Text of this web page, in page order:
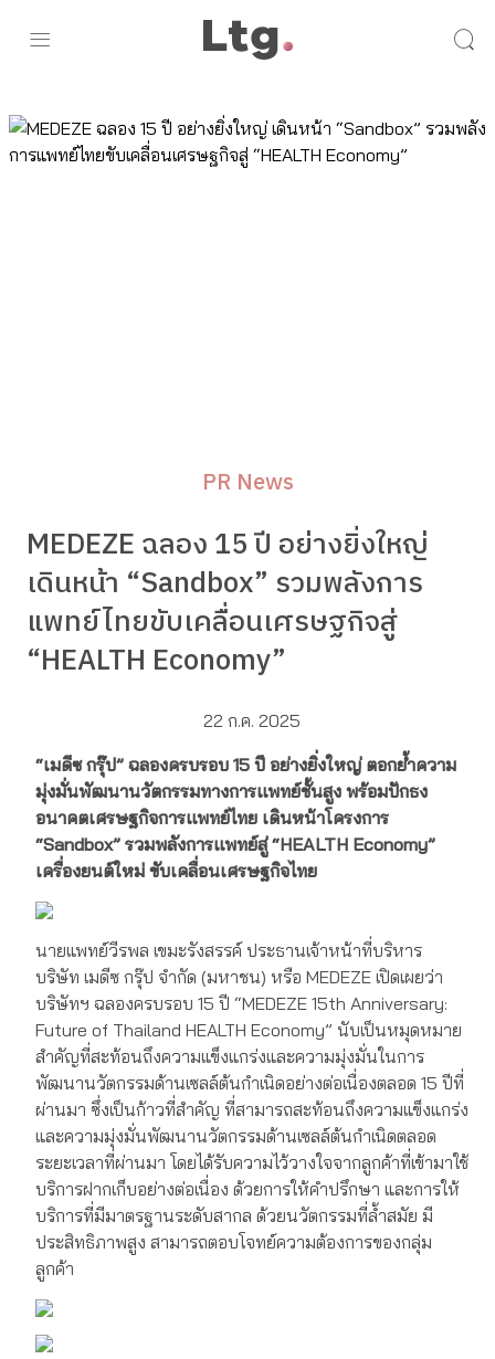
PR News
MEDEZE ฉลอง 15 ปี อย่างยิ่งใหญ่
เดินหน้า “Sandbox” รวมพลังการ
แพทย์ไทยขับเคลื่อนเศรษฐกิจสู่
“HEALTH Economy”
22 ก.ค. 2025
“เมดีซ กรุ๊ป” ฉลองครบรอบ 15 ปี อย่างยิ่งใหญ่ ตอกย้ำความ
มุ่งมั่นพัฒนานวัตกรรมทางการแพทย์ชั้นสูง พร้อมปักธง
อนาคตเศรษฐกิจการแพทย์ไทย เดินหน้าโครงการ
“Sandbox” รวมพลังการแพทย์สู่ “HEALTH Economy”
เครื่องยนต์ใหม่ ขับเคลื่อนเศรษฐกิจไทย
นายแพทย์วีรพล เขมะรังสรรค์ ประธานเจ้าหน้าที่บริหาร
บริษัท เมดีซ กรุ๊ป จำกัด (มหาชน) หรือ MEDEZE เปิดเผยว่า
บริษัทฯ ฉลองครบรอบ 15 ปี “MEDEZE 15th Anniversary:
Future of Thailand HEALTH Economy” นับเป็นหมุดหมาย
สำคัญที่สะท้อนถึงความแข็งแกร่งและความมุ่งมั่นในการ
พัฒนานวัตกรรมด้านเซลล์ต้นกำเนิดอย่างต่อเนื่องตลอด 15 ปีที่
ผ่านมา ซึ่งเป็นก้าวที่สำคัญ ที่สามารถสะท้อนถึงความแข็งแกร่ง
และความมุ่งมั่นพัฒนานวัตกรรมด้านเซลล์ต้นกำเนิดตลอด
ระยะเวลาที่ผ่านมา โดยได้รับความไว้วางใจจากลูกค้าที่เข้ามาใช้
บริการฝากเก็บอย่างต่อเนื่อง ด้วยการให้คำปรึกษา และการให้
บริการที่มีมาตรฐานระดับสากล ด้วยนวัตกรรมที่ล้ำสมัย มี
ประสิทธิภาพสูง สามารถตอบโจทย์ความต้องการของกลุ่ม
ลูกค้า